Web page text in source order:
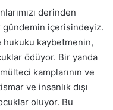
derinden
gündemin içerisindeyiz.
hukuku kaybetmenin,
ödüyor. Bir yanda
kamplarının ve
ve insanlık dışı
oluyor. Bu